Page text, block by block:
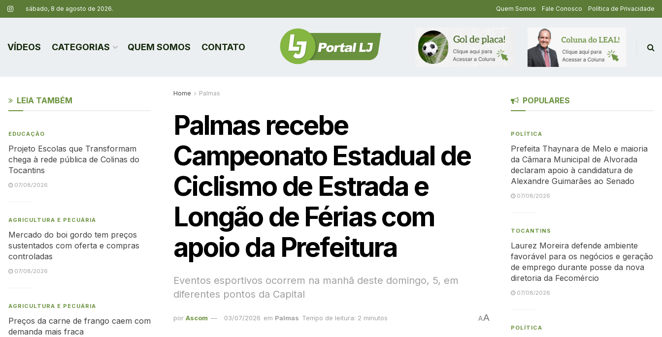
sábado, 8 de agosto de 2026. Quem Somos Fale Conosco Política de Privacidade
VÍDEOS CATEGORIAS QUEM SOMOS CONTATO
Home Palmas
Palmas recebe
Campeonato Estadual de
Ciclismo de Estrada e
Longão de Férias com
apoio da Prefeitura
Eventos esportivos ocorrem na manhã deste domingo, 5, em
diferentes pontos da Capital
por Ascom 03/07/2026 em Palmas Tempo de leitura: 2 minutos AA
LEIA TAMBÉM
EDUCAÇÃO
Projeto Escolas que Transformam
chega à rede pública de Colinas do
Tocantins
07/08/2026
AGRICULTURA E PECUÁRIA
Mercado do boi gordo tem preços
sustentados com oferta e compras
controladas
07/08/2026
AGRICULTURA E PECUÁRIA
Preços da carne de frango caem com
demanda mais fraca
POPULARES
POLÍTICA
Prefeita Thaynara de Melo e maioria
da Câmara Municipal de Alvorada
declaram apoio à candidatura de
Alexandre Guimarães ao Senado
07/08/2026
TOCANTINS
Laurez Moreira defende ambiente
favorável para os negócios e geração
de emprego durante posse da nova
diretoria da Fecomércio
07/08/2026
POLÍTICA